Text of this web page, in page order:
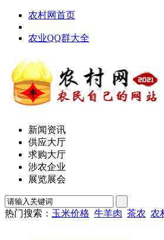
农村网首页
农业QQ群大全
新闻资讯
供应大厅
求购大厅
涉农企业
展览展会
热门搜索： 玉米价格 牛羊肉 茶农 农